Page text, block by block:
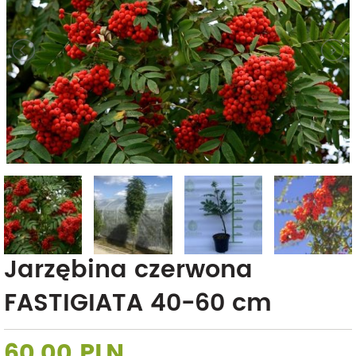
Jarzębina czerwona
FASTIGIATA 40-60 cm